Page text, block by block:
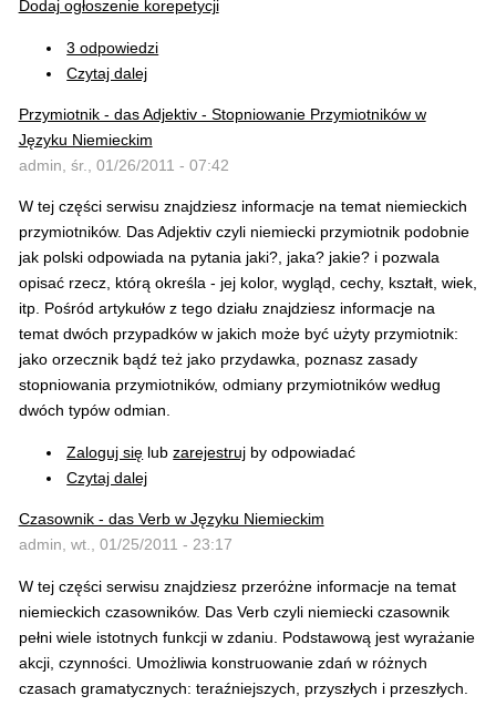
Dodaj ogłoszenie korepetycji
3 odpowiedzi
Czytaj dalej
Przymiotnik - das Adjektiv - Stopniowanie Przymiotników w
Języku Niemieckim
admin, śr., 01/26/2011 - 07:42
W tej części serwisu znajdziesz informacje na temat niemieckich
przymiotników. Das Adjektiv czyli niemiecki przymiotnik podobnie
jak polski odpowiada na pytania jaki?, jaka? jakie? i pozwala
opisać rzecz, którą określa - jej kolor, wygląd, cechy, kształt, wiek,
itp. Pośród artykułów z tego działu znajdziesz informacje na
temat dwóch przypadków w jakich może być użyty przymiotnik:
jako orzecznik bądź też jako przydawka, poznasz zasady
stopniowania przymiotników, odmiany przymiotników według
dwóch typów odmian.
Zaloguj się lubzarejestruj by odpowiadać
Czytaj dalej
Czasownik - das Verb w Języku Niemieckim
admin, wt., 01/25/2011 - 23:17
W tej części serwisu znajdziesz przeróżne informacje na temat
niemieckich czasowników. Das Verb czyli niemiecki czasownik
pełni wiele istotnych funkcji w zdaniu. Podstawową jest wyrażanie
akcji, czynności. Umożliwia konstruowanie zdań w różnych
czasach gramatycznych: teraźniejszych, przyszłych i przeszłych.